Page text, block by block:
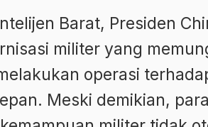
Barat, Presiden
militer yang
operasi
Meski demikian,